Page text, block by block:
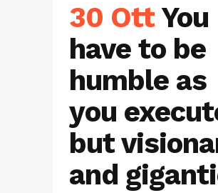
30 Ott You
have to be
humble as
you
but
and